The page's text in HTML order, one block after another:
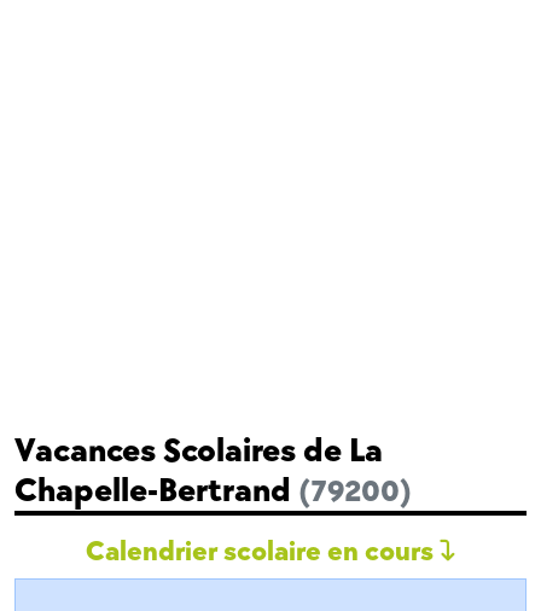
Vacances Scolaires de La
Chapelle-Bertrand (79200)
Calendrier scolaire en cours